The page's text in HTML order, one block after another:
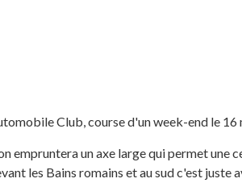
Club, course d'un week-end le 16
empruntera un axe large qui permet une
les Bains romains et au sud c'est